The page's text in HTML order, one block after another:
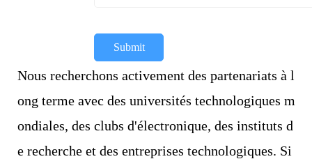
Submit
Nous recherchons activement des partenariats à l
ong terme avec des universités technologiques m
ondiales, des clubs d'électronique, des instituts d
e recherche et des entreprises technologiques. Si